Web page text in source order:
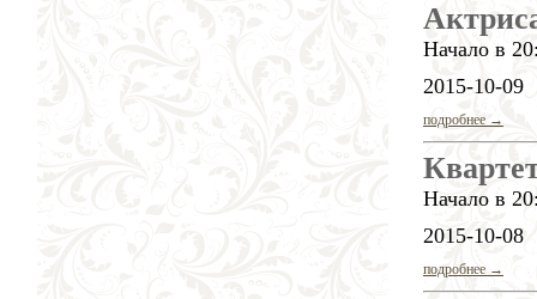
Начало в
2015-10-09
подробнее →
Начало в
2015-10-08
подробнее →